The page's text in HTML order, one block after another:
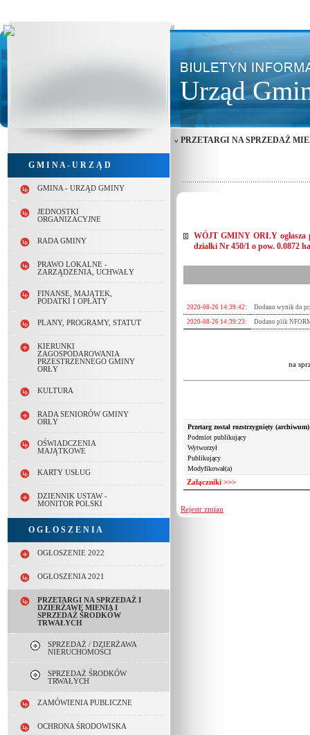
Urząd
G M I N A - U R Z Ą D
GMINA - URZĄD GMINY
JEDNOSTKI
ORGANIZACYJNE
RADA GMINY
PRAWO LOKALNE -
ZARZĄDZENIA, UCHWAŁY
FINANSE, MAJĄTEK,
PODATKI I OPŁATY
PLANY, PROGRAMY, STATUT
KIERUNKI
ZAGOSPODAROWANIA
PRZESTRZENNEGO GMINY
ORŁY
KULTURA
RADA SENIORÓW GMINY
ORŁY
OŚWIADCZENIA
MAJĄTKOWE
KARTY USŁUG
DZIENNIK USTAW -
MONITOR POLSKI
O G Ł O S Z E N I A
OGŁOSZENIE 2022
OGŁOSZENIA 2021
PRZETARGI NA SPRZEDAŻ I
DZIERŻAWĘ MIENIA I
SPRZEDAŻ ŚRODKÓW
TRWAŁYCH
SPRZEDAŻ / DZIERŻAWA
NIERUCHOMOŚCI
SPRZEDAŻ ŚRODKÓW
TRWAŁYCH
ZAMÓWIENIA PUBLICZNE
OCHRONA ŚRODOWISKA
PRZETARGI NA SPRZEDAŻ
WÓJT GMINY ORŁY ogłasza
działki Nr 450/1 o pow. 0.0872
2020-08-26 14:39:42: Dodano wynik do
2020-08-26 14:39:23: Dodano plik
na
Przetarg został rozstrzygnięty (archiwum)
Podmiot publikujący
Wytworzył
Publikujący
Modyfikował(a)
Załączniki >>>
Pliki:
Lp.
1.
2.
Rejestr zmian